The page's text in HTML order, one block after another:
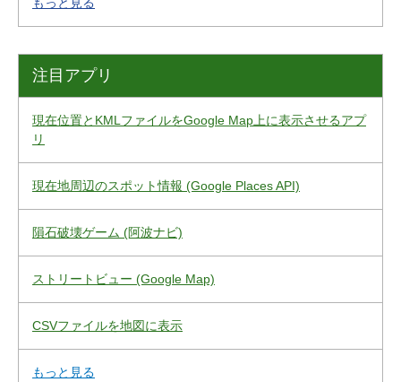
注目アプリ
現在位置とKMLファイルをGoogle Map上に表示させるアプ
リ
現在地周辺のスポット情報 (Google Places API)
隕石破壊ゲーム (阿波ナビ)
ストリートビュー (Google Map)
CSVファイルを地図に表示
もっと見る